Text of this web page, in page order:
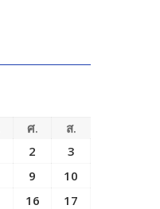
ศ.
ส.
2
3
9
10
16
17